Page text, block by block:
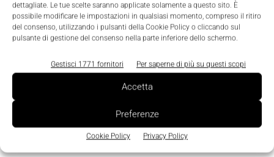
dettagliate. Le tue scelte saranno applicate solamente a questo sito. È
possibile modificare le impostazioni in qualsiasi momento, compreso il ritiro
del consenso, utilizzando i pulsanti della Cookie Policy o cliccando sul
pulsante di gestione del consenso nella parte inferiore dello schermo.
Gestisci 1771 fornitori Per saperne di più su questi scopi
Accetta
Preferenze
Cookie Policy Privacy Policy